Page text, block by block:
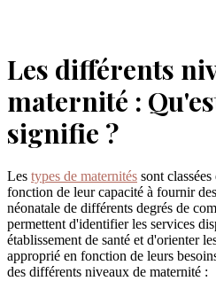
Les différents
maternité :
signifie ?
Les types de maternités sont
fonction de leur capacité à fournir
néonatale de différents degrés de
permettent d'identifier les services
établissement de santé et d'orienter
approprié en fonction de leurs
des différents niveaux de maternité :